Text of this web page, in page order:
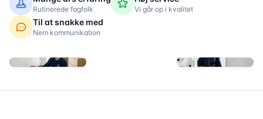
Rutinerede fagfolk Vi går op i kvalitet
Til at snakke med
Nem kommunikation